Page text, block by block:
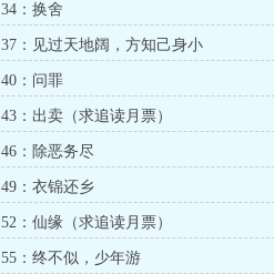
34：换舍
37：见过天地阔，方知己身小
40：问罪
43：出卖（求追读月票）
46：除恶务尽
49：衣锦还乡
52：仙缘（求追读月票）
55：终不似，少年游